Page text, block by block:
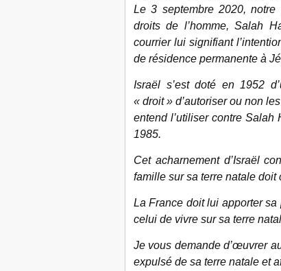
Le 3 septembre 2020, notre
droits de l’homme, Salah
courrier lui signifiant
de résidence permanente à
Israël s’est doté en 1952
« droit » d’autoriser ou non
entend l’utiliser contre Salah
1985.
Cet acharnement d’Israël
famille sur sa terre natale doit
La France doit lui apporter
celui de vivre sur sa terre
Je vous demande d’œuvrer
expulsé de sa terre natale et